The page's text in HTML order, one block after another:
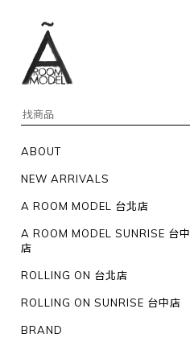
ABOUT
NEW ARRIVALS
A ROOM MODEL 台北店
A ROOM MODEL SUNRISE 台中
店
ROLLING ON 台北店
ROLLING ON SUNRISE 台中店
BRAND